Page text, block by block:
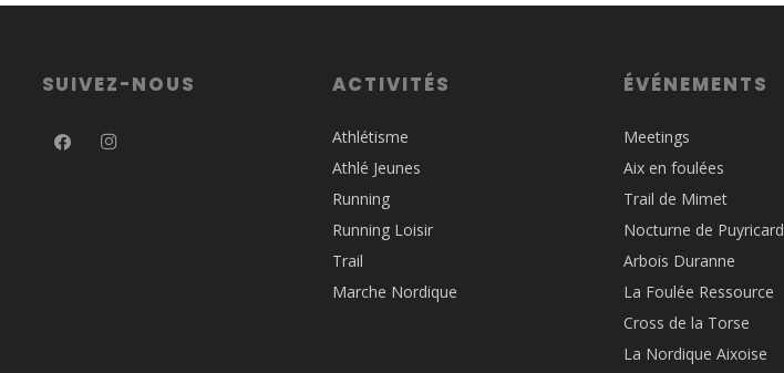
SUIVEZ-NOUS ACTIVITÉS
Athlétisme
Athlé Jeunes
Running
Running Loisir
Trail
Marche Nordique
ÉVÉNEMENTS
Meetings
Aix en foulées
Trail de Mimet
Nocturne de Puyricard
Arbois Duranne
La Foulée Ressource
Cross de la Torse
La Nordique Aixoise